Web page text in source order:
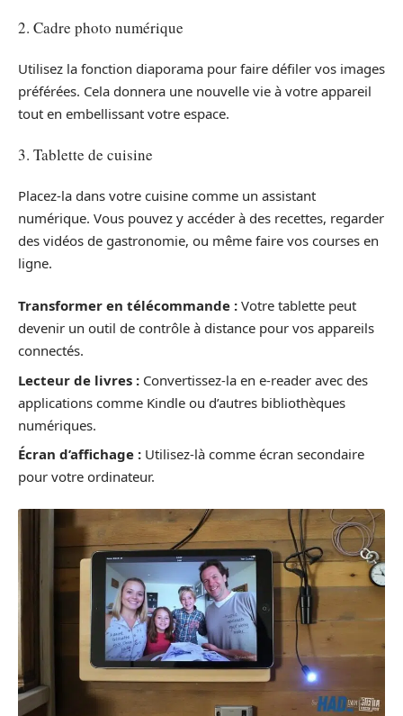
2. Cadre photo numérique
Utilisez la fonction diaporama pour faire défiler vos images
préférées. Cela donnera une nouvelle vie à votre appareil
tout en embellissant votre espace.
3. Tablette de cuisine
Placez-la dans votre cuisine comme un assistant
numérique. Vous pouvez y accéder à des recettes, regarder
des vidéos de gastronomie, ou même faire vos courses en
ligne.
Transformer en télécommande : Votre tablette peut
devenir un outil de contrôle à distance pour vos appareils
connectés.
Lecteur de livres : Convertissez-la en e-reader avec des
applications comme Kindle ou d’autres bibliothèques
numériques.
Écran d’affichage : Utilisez-là comme écran secondaire
pour votre ordinateur.